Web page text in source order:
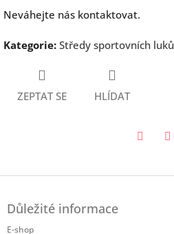
Neváhejte nás kontaktovat.
Kategorie: Středy sportovních luků
ZEPTAT SE HLÍDAT
Důležité informace
E-shop